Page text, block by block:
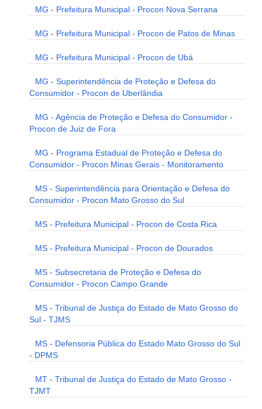
MG - Prefeitura Municipal - Procon Nova Serrana
MG - Prefeitura Municipal - Procon de Patos de Minas
MG - Prefeitura Municipal - Procon de Ubá
MG - Superintendência de Proteção e Defesa do
Consumidor - Procon de Uberlândia
MG - Agência de Proteção e Defesa do Consumidor -
Procon de Juiz de Fora
MG - Programa Estadual de Proteção e Defesa do
Consumidor - Procon Minas Gerais - Monitoramento
MS - Superintendência para Orientação e Defesa do
Consumidor - Procon Mato Grosso do Sul
MS - Prefeitura Municipal - Procon de Costa Rica
MS - Prefeitura Municipal - Procon de Dourados
MS - Subsecretaria de Proteção e Defesa do
Consumidor - Procon Campo Grande
MS - Tribunal de Justiça do Estado de Mato Grosso do
Sul - TJMS
MS - Defensoria Pública do Estado Mato Grosso do Sul
- DPMS
MT - Tribunal de Justiça do Estado de Mato Grosso -
TJMT